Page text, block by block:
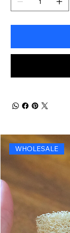
WHOLESALE